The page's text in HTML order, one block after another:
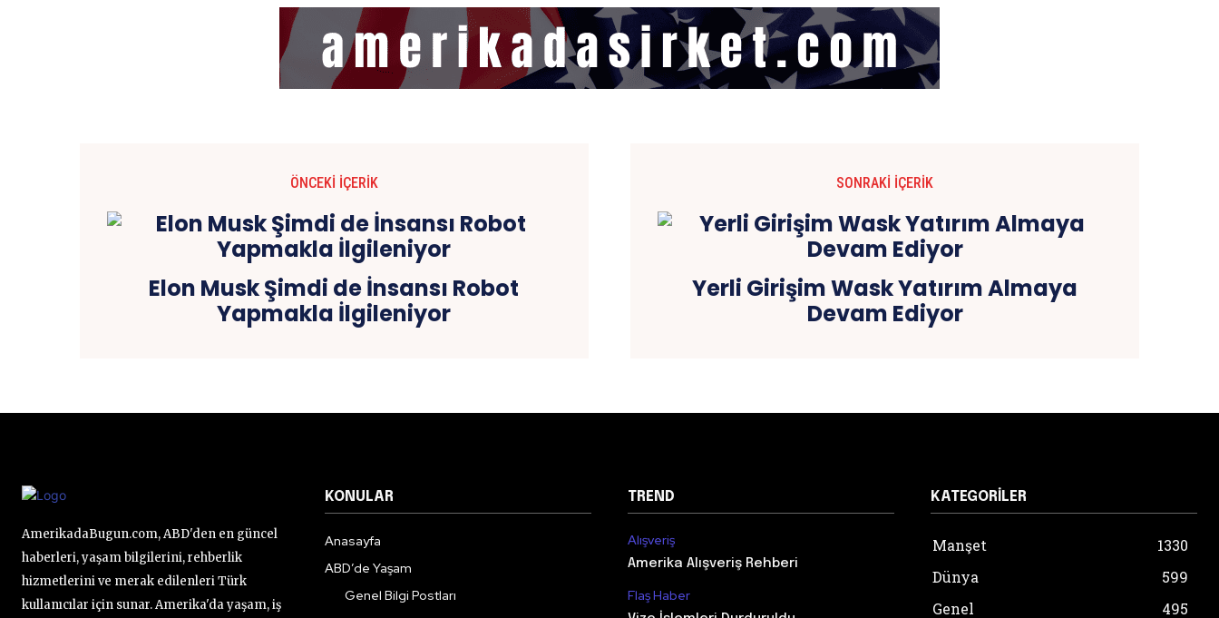
ÖNCEKI İÇERIK
Elon Musk Şimdi de İnsansı Robot
Yapmakla İlgileniyor
SONRAKI İÇERIK
Yerli Girişim Wask Yatırım Almaya
Devam Ediyor
AmerikadaBugun.com, ABD'den en güncel
haberleri, yaşam bilgilerini, rehberlik
hizmetlerini ve merak edilenleri Türk
kullanıcılar için sunar. Amerika'da yaşam, iş
KONULAR
Anasayfa
ABD’de Yaşam
Genel Bilgi Postları
TREND
Alışveriş
Amerika Alışveriş Rehberi
Flaş Haber
KATEGORILER
Manşet
1330
Dünya
599
Genel
495